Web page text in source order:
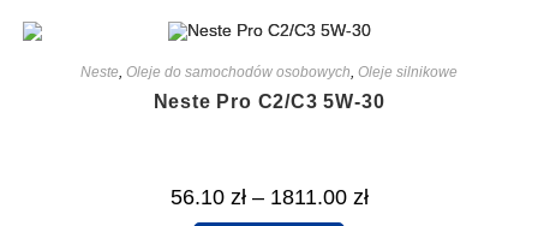
Neste, Oleje do samochodów osobowych, Oleje silnikowe
Neste Pro C2/C3 5W-30
56.10 zł – 1811.00 zł